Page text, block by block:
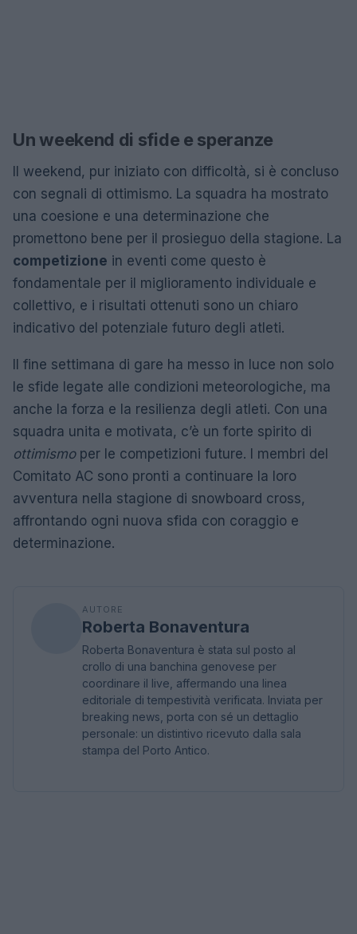
Un weekend di sfide e speranze
Il weekend, pur iniziato con difficoltà, si è concluso
con segnali di ottimismo. La squadra ha mostrato
una coesione e una determinazione che
promettono bene per il prosieguo della stagione. La
competizione in eventi come questo è
fondamentale per il miglioramento individuale e
collettivo, e i risultati ottenuti sono un chiaro
indicativo del potenziale futuro degli atleti.
Il fine settimana di gare ha messo in luce non solo
le sfide legate alle condizioni meteorologiche, ma
anche la forza e la resilienza degli atleti. Con una
squadra unita e motivata, c’è un forte spirito di
ottimismoper le competizioni future. I membri del
Comitato AC sono pronti a continuare la loro
avventura nella stagione di snowboard cross,
affrontando ogni nuova sfida con coraggio e
determinazione.
AUTORE
Roberta Bonaventura
Roberta Bonaventura è stata sul posto al
crollo di una banchina genovese per
coordinare il live, affermando una linea
editoriale di tempestività verificata. Inviata per
breaking news, porta con sé un dettaglio
personale: un distintivo ricevuto dalla sala
stampa del Porto Antico.